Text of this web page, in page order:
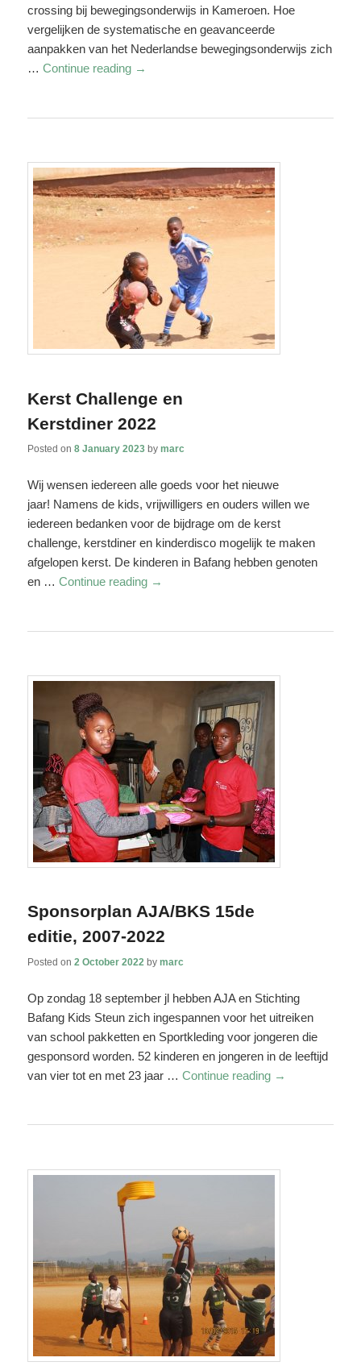
crossing bij bewegingsonderwijs in Kameroen. Hoe
vergelijken de systematische en geavanceerde
aanpakken van het Nederlandse bewegingsonderwijs zich
…Continue reading →
Kerst Challenge en
Kerstdiner 2022
Posted on8 January 2023 bymarc
Wij wensen iedereen alle goeds voor het nieuwe
jaar! Namens de kids, vrijwilligers en ouders willen we
iedereen bedanken voor de bijdrage om de kerst
challenge, kerstdiner en kinderdisco mogelijk te maken
afgelopen kerst. De kinderen in Bafang hebben genoten
en …Continue reading →
Sponsorplan AJA/BKS 15de
editie, 2007-2022
Posted on2 October 2022 bymarc
Op zondag 18 september jl hebben AJA en Stichting
Bafang Kids Steun zich ingespannen voor het uitreiken
van school pakketten en Sportkleding voor jongeren die
gesponsord worden. 52 kinderen en jongeren in de leeftijd
van vier tot en met 23 jaar …Continue reading →